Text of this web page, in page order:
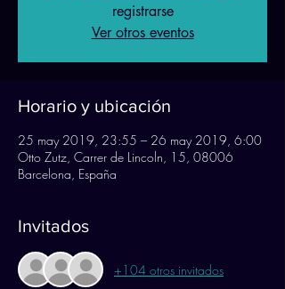
registrarse
Ver otros eventos
Horario y ubicación
25 may 2019, 23:55 – 26 may 2019, 6:00
Otto Zutz, Carrer de Lincoln, 15, 08006
Barcelona, España
Invitados
+104 otros invitados